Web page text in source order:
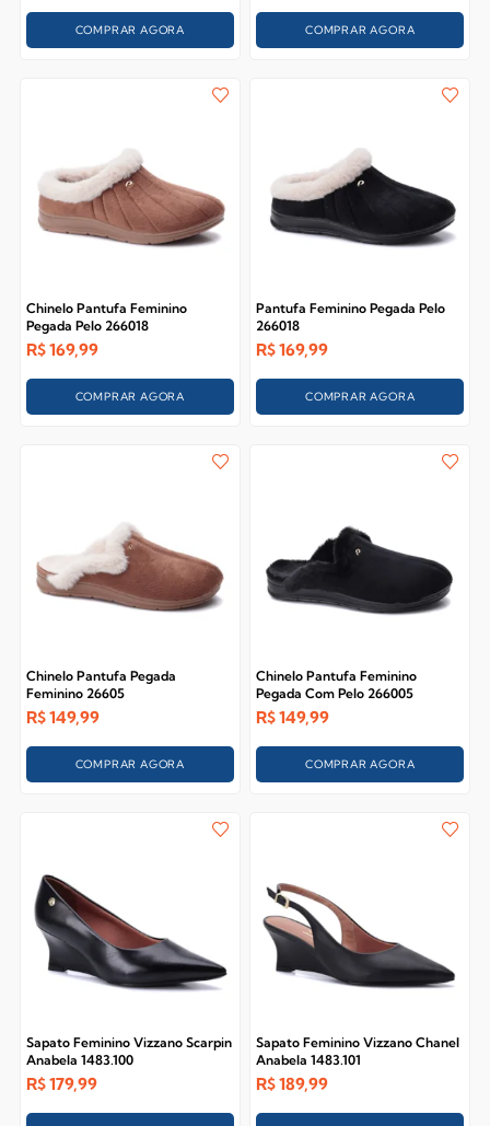
COMPRAR AGORA COMPRAR AGORA
Chinelo Pantufa Feminino
Pegada Pelo 266018
R$169,99
COMPRAR AGORA
Pantufa Feminino Pegada Pelo
266018
R$169,99
COMPRAR AGORA
Chinelo Pantufa Pegada
Feminino 26605
R$149,99
COMPRAR AGORA
Chinelo Pantufa Feminino
Pegada Com Pelo 266005
R$149,99
COMPRAR AGORA
Sapato Feminino Vizzano Scarpin
Anabela 1483.100
R$179,99
Sapato Feminino Vizzano Chanel
Anabela 1483.101
R$189,99